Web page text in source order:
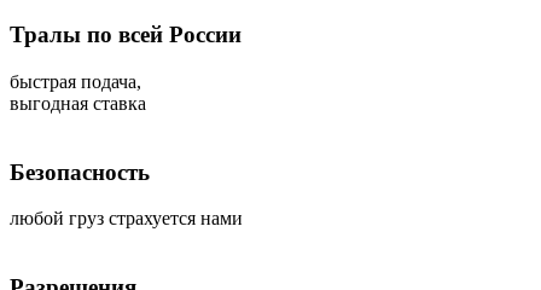
Тралы по всей России
быстрая подача,
выгодная ставка
Безопасность
любой груз страхуется нами